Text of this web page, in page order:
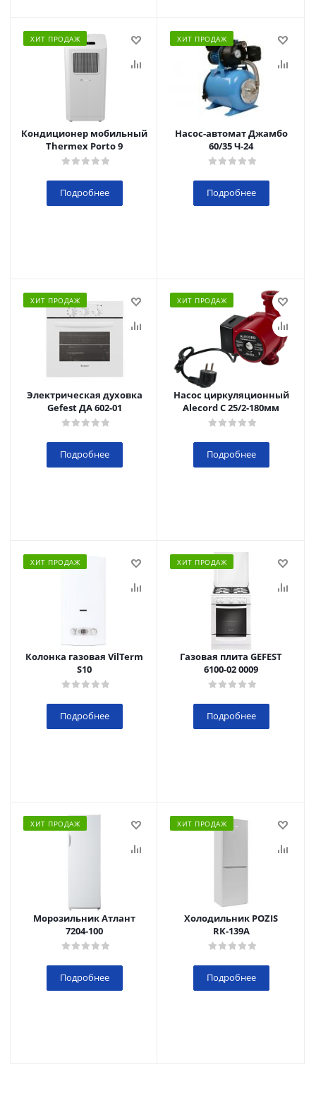
ХИТ ПРОДАЖ
Кондиционер мобильный
Thermex Porto 9
Подробнее
ХИТ ПРОДАЖ
Насос-автомат Джамбо
60/35 Ч-24
Подробнее
ХИТ ПРОДАЖ
Электрическая духовка
Gefest ДА 602-01
Подробнее
ХИТ ПРОДАЖ
Насос циркуляционный
Alecord C 25/2-180мм
Подробнее
ХИТ ПРОДАЖ
Колонка газовая VilTerm
S10
Подробнее
ХИТ ПРОДАЖ
Газовая плита GEFEST
6100-02 0009
Подробнее
ХИТ ПРОДАЖ
Морозильник Атлант
7204-100
Подробнее
ХИТ ПРОДАЖ
Холодильник POZIS
RК-139А
Подробнее